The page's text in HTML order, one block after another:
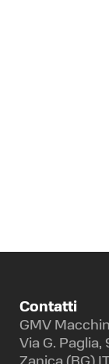
Contatti
GMV
Via G.